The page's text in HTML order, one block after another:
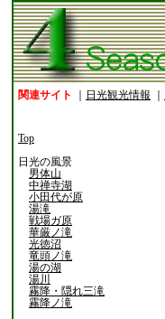
関連サイト 日光観光情報
Top
日光の風景
男体山
中禅寺湖
小田代が原
湯滝
戦場ガ原
華厳ノ滝
光徳沼
竜頭ノ滝
湯の湖
湯川
霧降・隠れ三滝
霧降ノ滝